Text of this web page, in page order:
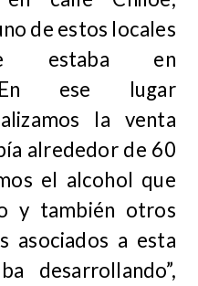
de estos locales
estaba en
En ese lugar
la venta
alrededor de 60
el alcohol que
y también otros
asociados a esta
desarrollando”,